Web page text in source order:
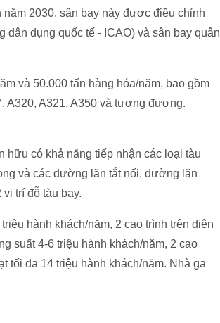
2030, sân bay này được điều chỉnh
dụng quốc tế - ICAO) và sân bay quân
và 50.000 tấn hàng hóa/năm, bao gồm
A320, A321, A350 và tương đương.
có khả năng tiếp nhận các loại tàu
và các đường lăn tắt nối, đường lăn
trí đỗ tàu bay.
hành khách/năm, 2 cao trình trên diện
suất 4-6 triệu hành khách/năm, 2 cao
tối đa 14 triệu hành khách/năm. Nhà ga